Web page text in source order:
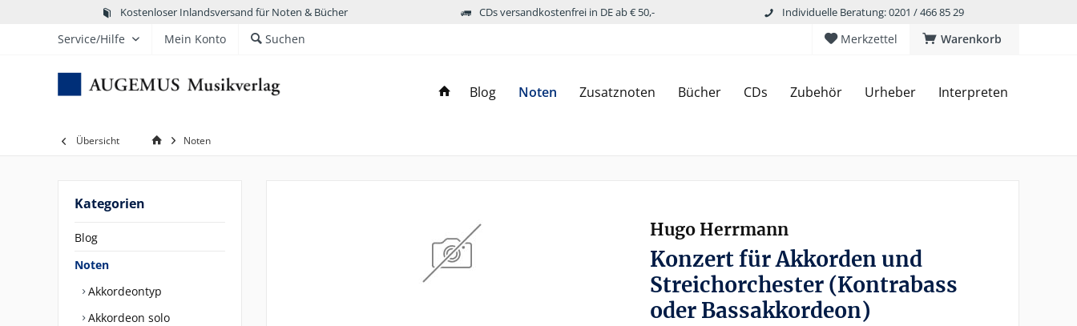
Kostenloser Inlandsversand für Noten & Bücher CDs versandkostenfrei in DE ab € 50,- Individuelle Beratung: 0201 / 466 85 29
Warenkorb
Merkzettel
Service/Hilfe Mein Konto Suchen
Blog Noten Zusatznoten Bücher CDs Zubehör Urheber Interpreten
Übersicht Noten
Kategorien
Blog
Noten
Akkordeontyp
Akkordeon solo
Hugo Herrmann
Konzert für Akkorden und
Streichorchester (Kontrabass
oder Bassakkordeon)